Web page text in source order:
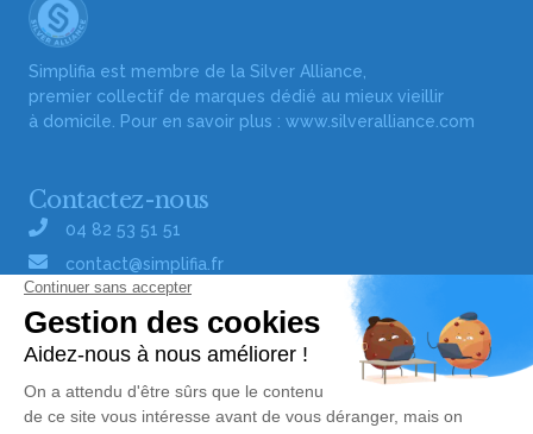
Simplifia est membre de la Silver Alliance,
premier collectif de marques dédié au mieux vieillir
à domicile. Pour en savoir plus : www.silveralliance.com
Contactez-nous
04 82 53 51 51
contact@simplifia.fr
Réseaux sociaux